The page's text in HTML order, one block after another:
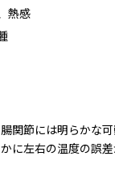
熱感
関節には明らかな
に左右の温度の誤